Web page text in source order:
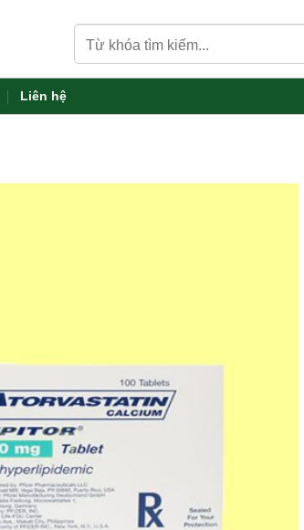
kiếm:
Liên hệ